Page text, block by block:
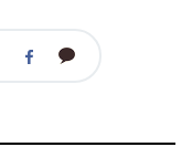
페 카